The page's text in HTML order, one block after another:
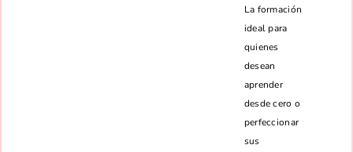
La formación
ideal para
quienes
desean
aprender
desde cero o
perfeccionar
sus